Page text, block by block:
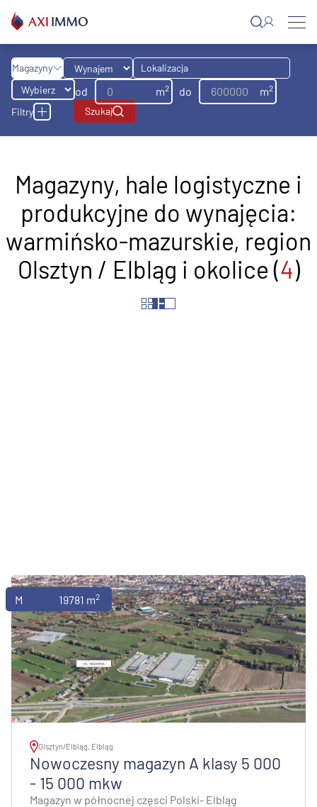
do
treści
Magazyny
Magazyny
Biura
Grunty
Lokalizacja
od m2 do m2
Filtry
2
Max. wysokość hali (m) ID oferty
Nazwa oferty
Magazyny, hale logistyczne i
produkcyjne do wynajęcia:
warmińsko-mazurskie, region
Olsztyn / Elbląg i okolice (4)
Magazyny19781 m2
Olsztyn/Elbląg, Elbląg
Nowoczesny magazyn A klasy 5 000
- 15 000 mkw
Magazyn w północnej częsci Polski- Elbląg